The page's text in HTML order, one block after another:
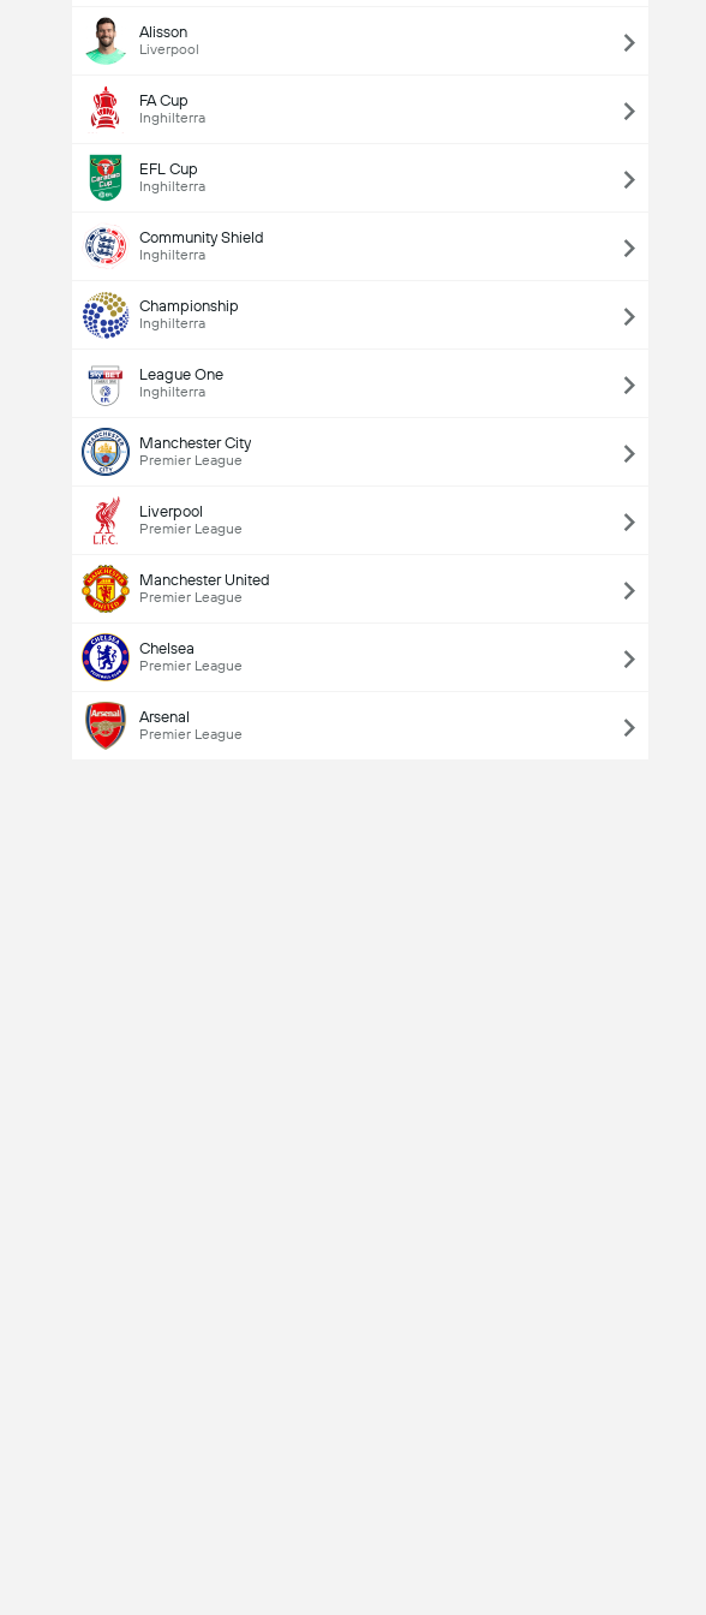
Alisson
Liverpool
FA Cup
Inghilterra
EFL Cup
Inghilterra
Community Shield
Inghilterra
Championship
Inghilterra
League One
Inghilterra
Manchester City
Premier League
Liverpool
Premier League
Manchester United
Premier League
Chelsea
Premier League
Arsenal
Premier League